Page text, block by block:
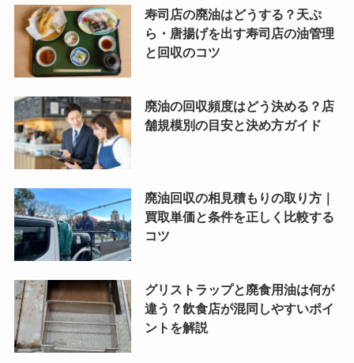
寿司店の廃油はどうする？天ぷ
ら・唐揚げを出す寿司店の油管理
と回収のコツ
廃油の回収頻度はどう決める？店
舗規模別の目安と決め方ガイド
廃油回収の相見積もりの取り方｜
買取単価と条件を正しく比較する
コツ
グリストラップと廃食用油は何が
違う？飲食店が混同しやすいポイ
ントを解説